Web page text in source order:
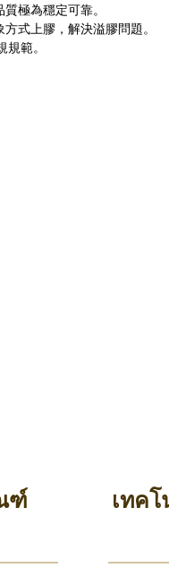
極為穩定可靠。
式上膠，解決溢膠問題。
規範。
ฑ์ เทค